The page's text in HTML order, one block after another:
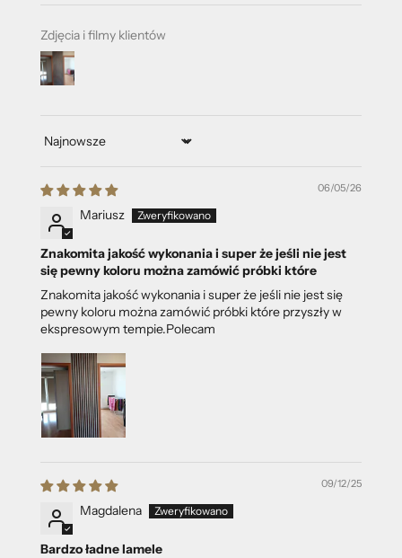
Zdjęcia i filmy klientów
Sort by
06/05/26
Mariusz
Znakomita jakość wykonania i super że jeśli nie jest
się pewny koloru można zamówić próbki które
Znakomita jakość wykonania i super że jeśli nie jest się
pewny koloru można zamówić próbki które przyszły w
ekspresowym tempie.Polecam
09/12/25
Magdalena
Bardzo ładne lamele